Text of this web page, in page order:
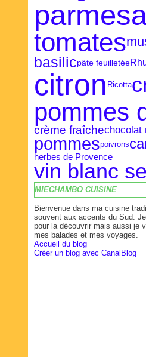
tomates
basilicpâte feuilletée
citron Ricotta
pommes
crème fraîchechocolat
pommespoivrons
herbes de Provence
vin blanc
MIECHAMBO CUISINE
Bienvenue dans ma cuisine
souvent aux accents du Sud.
pour la découvrir mais aussi je
mes balades et mes voyages.
Accueil du blog
Créer un blog avec CanalBlog